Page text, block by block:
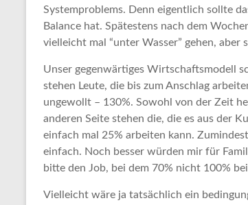
Systemproblems. Denn eigentlich sollte
Balance hat. Spätestens nach dem
vielleicht mal “unter Wasser” gehen,
Unser gegenwärtiges Wirtschaftsmodell
stehen Leute, die bis zum Anschlag
ungewollt – 130%. Sowohl von der Zeit
anderen Seite stehen die, die es aus der
einfach mal 25% arbeiten kann.
einfach. Noch besser würden mir für
bitte den Job, bei dem 70% nicht 100%
Vielleicht wäre ja tatsächlich ein